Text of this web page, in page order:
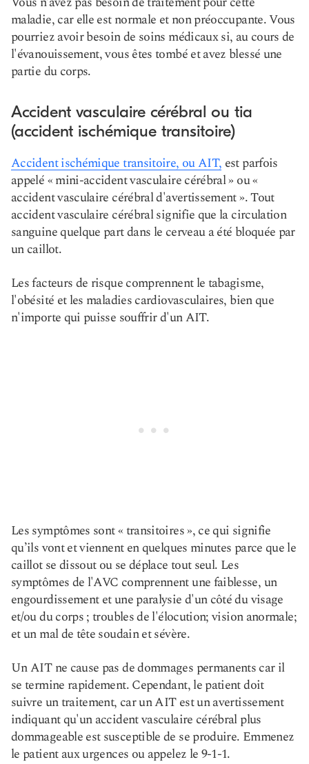
maladie, car elle est normale et non préoccupante. Vous
pourriez avoir besoin de soins médicaux si, au cours de
l'évanouissement, vous êtes tombé et avez blessé une
partie du corps.
Accident vasculaire cérébral ou tia
(accident ischémique transitoire)
Accident ischémique transitoire, ou AIT, est parfois
appelé « mini-accident vasculaire cérébral » ou «
accident vasculaire cérébral d'avertissement ». Tout
accident vasculaire cérébral signifie que la circulation
sanguine quelque part dans le cerveau a été bloquée par
un caillot.
Les facteurs de risque comprennent le tabagisme,
l'obésité et les maladies cardiovasculaires, bien que
n'importe qui puisse souffrir d'un AIT.
Les symptômes sont « transitoires », ce qui signifie
qu’ils vont et viennent en quelques minutes parce que le
caillot se dissout ou se déplace tout seul. Les
symptômes de l'AVC comprennent une faiblesse, un
engourdissement et une paralysie d'un côté du visage
et/ou du corps ; troubles de l'élocution; vision anormale;
et un mal de tête soudain et sévère.
Un AIT ne cause pas de dommages permanents car il
se termine rapidement. Cependant, le patient doit
suivre un traitement, car un AIT est un avertissement
indiquant qu'un accident vasculaire cérébral plus
dommageable est susceptible de se produire. Emmenez
le patient aux urgences ou appelez le 9-1-1.